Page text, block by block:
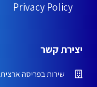
Privacy Policy
יצירת קשר
שירות בפריסה ארצית